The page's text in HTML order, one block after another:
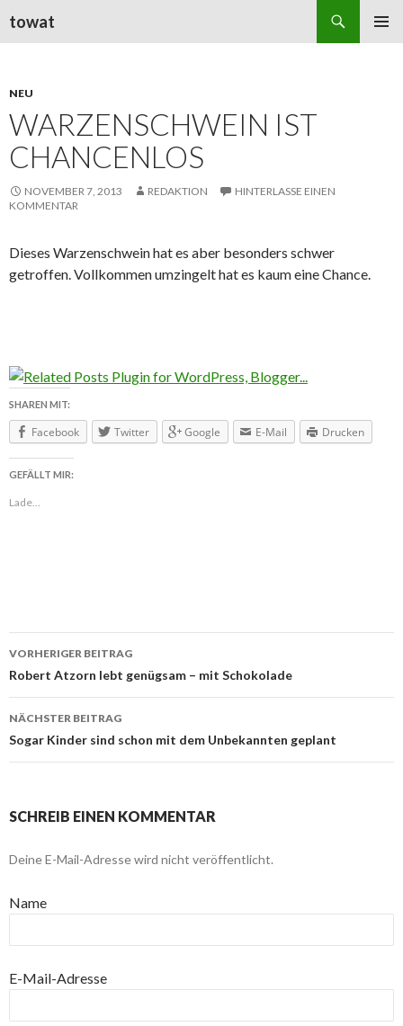
towat
NEU
WARZENSCHWEIN IST
CHANCENLOS
NOVEMBER 7, 2013 REDAKTION
HINTERLASSE EINEN
KOMMENTAR
Dieses Warzenschwein hat es aber besonders schwer
getroffen. Vollkommen umzingelt hat es kaum eine Chance.
SHAREN MIT:
Facebook Twitter Google E-Mail Drucken
GEFÄLLT MIR:
Lade...
Beitragsnavigation
VORHERIGER BEITRAG
Robert Atzorn lebt genügsam – mit Schokolade
NÄCHSTER BEITRAG
Sogar Kinder sind schon mit dem Unbekannten geplant
SCHREIB EINEN KOMMENTAR
Deine E-Mail-Adresse wird nicht veröffentlicht.
Name
E-Mail-Adresse